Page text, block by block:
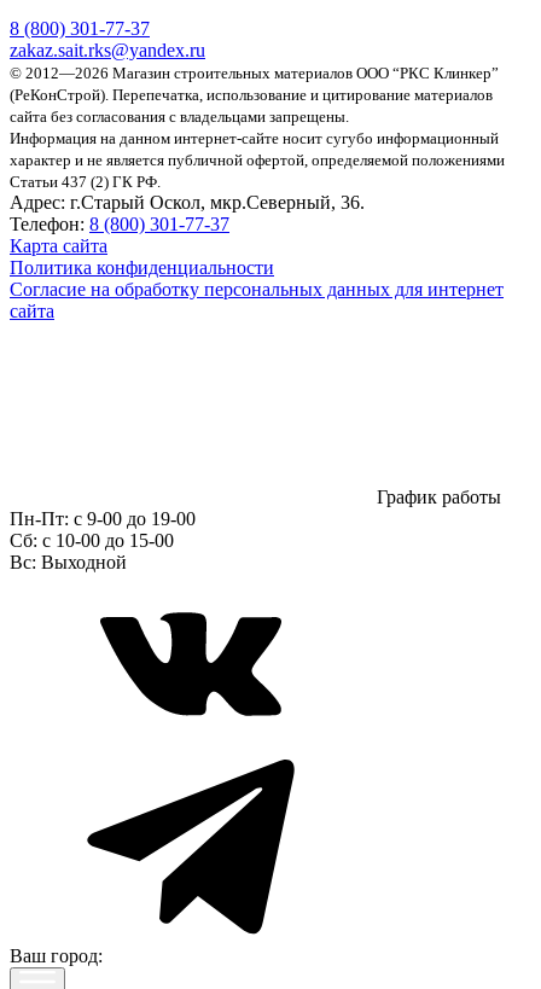
8 (800) 301-77-37
zakaz.sait.rks@yandex.ru
© 2012—2026 Магазин строительных материалов ООО “РКС Клинкер”
(РеКонСтрой). Перепечатка, использование и цитирование материалов
сайта без согласования с владельцами запрещены.
Информация на данном интернет-сайте носит сугубо информационный
характер и не является публичной офертой, определяемой положениями
Статьи 437 (2) ГК РФ.
Адрес: г.Старый Оскол, мкр.Северный, 36.
Телефон: 8 (800) 301-77-37
Карта сайта
Политика конфиденциальности
Согласие на обработку персональных данных для интернет
сайта
График работы
Пн-Пт: с 9-00 до 19-00
Сб: c 10-00 до 15-00
Вс: Выходной
Ваш город: